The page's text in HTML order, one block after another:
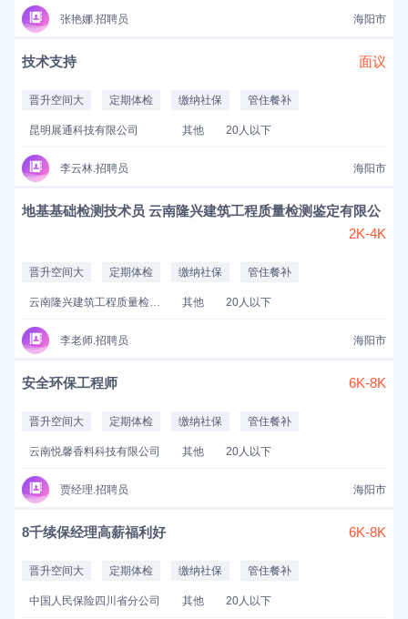
张艳娜.招聘员 海阳市
技术支持 面议
晋升空间大 定期体检 缴纳社保 管住餐补
昆明展通科技有限公司 其他 20人以下
李云林.招聘员 海阳市
地基基础检测技术员 云南隆兴建筑工程质量检测鉴定有限公
2K-4K
晋升空间大 定期体检 缴纳社保 管住餐补
云南隆兴建筑工程质量检测鉴定有限公司 其他 20人以下
李老师.招聘员 海阳市
安全环保工程师 6K-8K
晋升空间大 定期体检 缴纳社保 管住餐补
云南悦馨香料科技有限公司 其他 20人以下
贾经理.招聘员 海阳市
8千续保经理高薪福利好 6K-8K
晋升空间大 定期体检 缴纳社保 管住餐补
中国人民保险四川省分公司 其他 20人以下